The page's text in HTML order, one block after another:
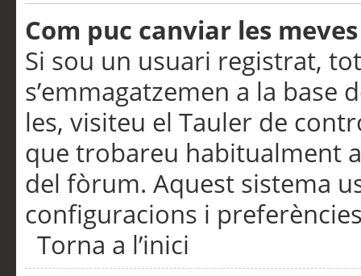
Com puc canviar les
Si sou un usuari registrat,
s’emmagatzemen a la
les, visiteu el Tauler de
que trobareu habitualment
del fòrum. Aquest sistema
configuracions i
Torna a l’inici